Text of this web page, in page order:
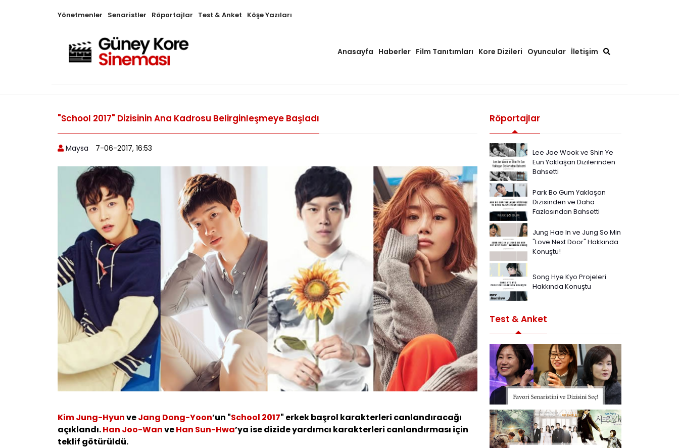
Yönetmenler Senaristler Röportajlar Test & Anket Köşe Yazıları
Anasayfa Haberler Film Tanıtımları Kore Dizileri Oyuncular İletişim
"School 2017" Dizisinin Ana Kadrosu Belirginleşmeye Başladı
Maysa 7-06-2017, 16:53
Kim Jung-HyunveJang Dong-Yoon’un "School 2017" erkek başrol karakterleri canlandıracağı
açıklandı.Han Joo-WanveHan Sun-Hwa’ya ise dizide yardımcı karakterleri canlandırması için
teklif götürüldü.
Röportajlar
Lee Jae Wook ve Shin Ye
Eun Yaklaşan Dizilerinden
Bahsetti
Park Bo Gum Yaklaşan
Dizisinden ve Daha
Fazlasından Bahsetti
Jung Hae In ve Jung So Min
"Love Next Door" Hakkında
Konuştu!
Song Hye Kyo Projeleri
Hakkında Konuştu
Test & Anket